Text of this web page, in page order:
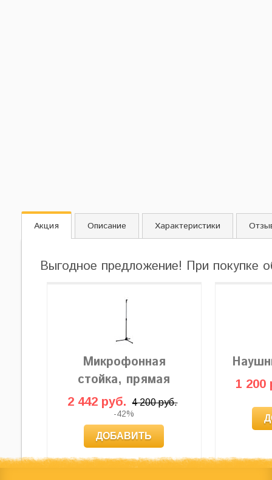
Акция Описание Характеристики
Выгодное предложение! При покупке
Микрофонная
стойка, прямая
2 442 руб. 4 200 руб.
-42%
ДОБАВИТЬ
1 200